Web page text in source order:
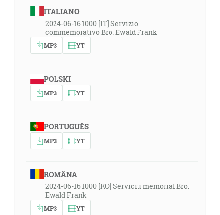
ITALIANO
2024-06-16 1000 [IT] Servizio
commemorativo Bro. Ewald Frank
MP3 YT
POLSKI
MP3 YT
PORTUGUÊS
MP3 YT
ROMÂNA
2024-06-16 1000 [RO] Serviciu memorial Bro.
Ewald Frank
MP3 YT